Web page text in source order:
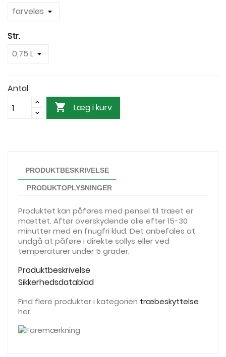
Str.
Antal
 Læg i kurv
PRODUKTBESKRIVELSE
PRODUKTOPLYSNINGER
Produktet kan påføres med pensel til træet er
mættet. Aftør overskydende olie efter 15-30
minutter med en fnugfri klud. Det anbefales at
undgå at påføre i direkte sollys eller ved
temperaturer under 5 grader.
Produktbeskrivelse
Sikkerhedsdatablad
Find flere produkter i kategorien træbeskyttelse
her.